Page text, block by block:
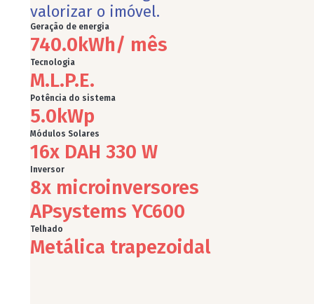
valorizar o imóvel.
Geração de energia
740.0kWh/ mês
Tecnologia
M.L.P.E.
Potência do sistema
5.0kWp
Módulos Solares
16x DAH 330 W
Inversor
8x microinversores
APsystems YC600
Telhado
Metálica trapezoidal